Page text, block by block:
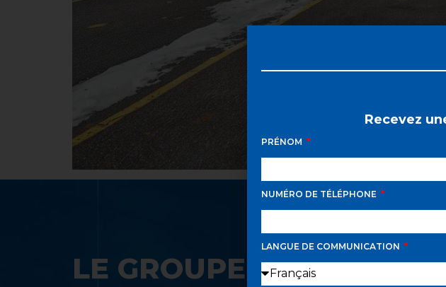
LE GROUPE SAAD
Recevez
PRÉNOM
NUMÉRO DE TÉLÉPHONE
LANGUE DE COMMUNICATION